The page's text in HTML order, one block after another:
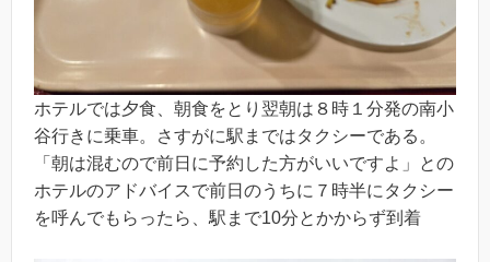
ホテルでは夕食、朝食をとり翌朝は８時１分発の南小
谷行きに乗車。さすがに駅まではタクシーである。
「朝は混むので前日に予約した方がいいですよ」との
ホテルのアドバイスで前日のうちに７時半にタクシー
を呼んでもらったら、駅まで10分とかからず到着